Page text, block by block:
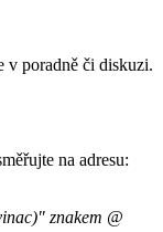
v poradně či diskuzi.
na adresu:
znakem @